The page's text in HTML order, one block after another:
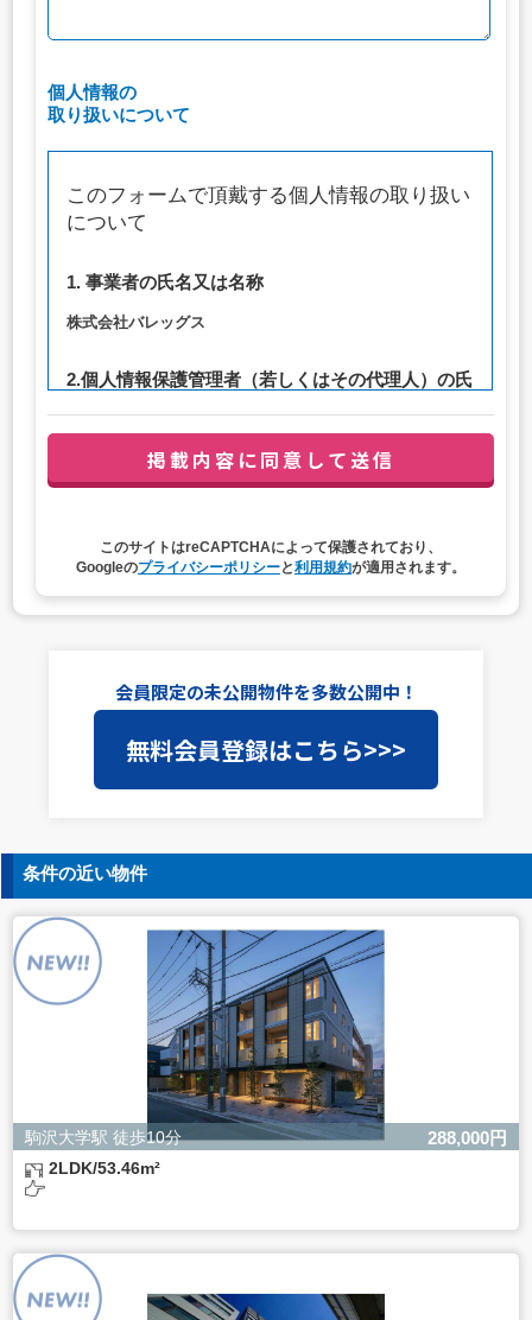
個人情報の
取り扱いについて
このフォームで頂戴する個人情報の取り扱い
について
1. 事業者の氏名又は名称
株式会社バレッグス
2.個人情報保護管理者（若しくはその代理人）の氏
連絡先：privacy@balleggs.co.jp
（1）お問い合わせ対応（本人への連絡を含む）のため
4. 個人情報取扱いの委託
当社は事業運営上、前項利用目的の範囲に限って個人情報
を外部に委託することがあります。この場合、個人情報保
護水準の高い委託先を選定し、個人情報の適正管理・機密
保持についての契約を交わし、適切な管理を実施させま
5. 個人情報の開示等の請求
ご本人様は、当社に対してご自身の個人情報の開示等（利
用目的の通知、開示、内容の訂正・追加・削除、利用の停
止または消去、第三者への提供の停止）に関して、下記の
当社問合わせ窓口に申し出ることができます。その際、当
社はお客様ご本人を確認させていただいたうえで、合理的
な間内に対応いたします。
【お問合せ窓口】
株式会社バレッグス 個人情報問合せ窓口
住所 東京都目黒区鷹番2-5-21
電話 03-3794-1115
お問合せメールアドレス privacy@balleggs.co.jp
受付時間：平日10：30～17：00 ※弊社公休日を除く
よるものです。
ただし、必要な項目をいただけない場合、適切な対応がで
きない場合があります。
このサイトはreCAPTCHAによって保護されており、
Googleのプライバシーポリシーと利用規約が適用されます。
会員限定の未公開物件を多数公開中！
無料会員登録はこちら>>>
条件の近い物件
駒沢大学駅 徒歩10分 288,000円
2LDK/53.46m²